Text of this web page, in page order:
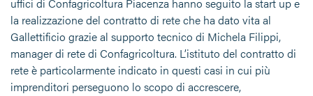
la realizzazione del contratto di rete che ha dato vita al
Gallettificio grazie al supporto tecnico di Michela Filippi,
manager di rete di Confagricoltura. L’istituto del contratto di
rete è particolarmente indicato in questi casi in cui più
imprenditori perseguono lo scopo di accrescere,